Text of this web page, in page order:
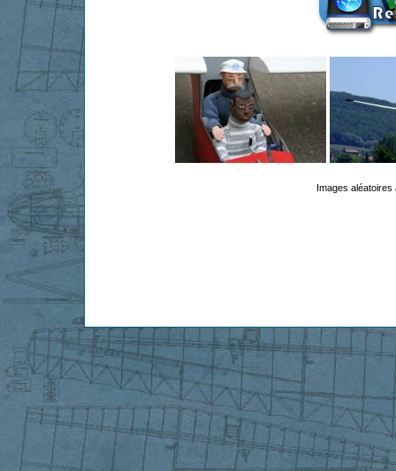
Images aléatoires